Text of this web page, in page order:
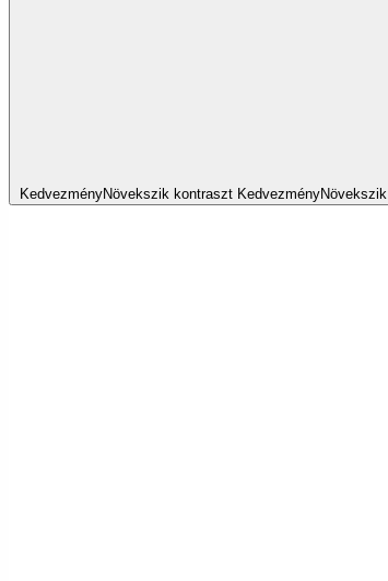
KedvezményNövekszik kontraszt KedvezményNövekszik